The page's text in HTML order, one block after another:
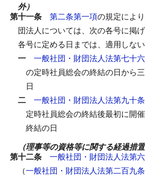
外）
第十一条 第二条第一項の規定によ
団法人については、次の各号に掲
各号に定める日までは、適用しない
一 一般社団・財団法人法第七十
の定時社員総会の終結の日から
日
二 一般社団・財団法人法第九十
定時社員総会の終結後最初に開
終結の日
（理事等の資格等に関する経過措置
第十二条 一般社団・財団法人法第
（一般社団・財団法人法第二百九